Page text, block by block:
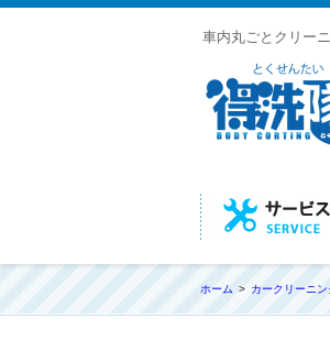
車内丸ごとクリー
ホーム カークリーニ